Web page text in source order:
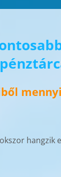
hangzik